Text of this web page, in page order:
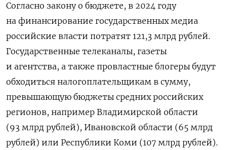
Согласно закону о бюджете, в 2024 году
на финансирование государственных медиа
российские власти потратят 121,3 млрд рублей.
Государственные телеканалы, газеты
и агентства, а также провластные блогеры будут
обходиться налогоплательщикам в сумму,
превышающую бюджеты средних российских
регионов, например Владимирской области
(93 млрд рублей), Ивановской области (65 млрд
рублей) или Республики Коми (107 млрд рублей).